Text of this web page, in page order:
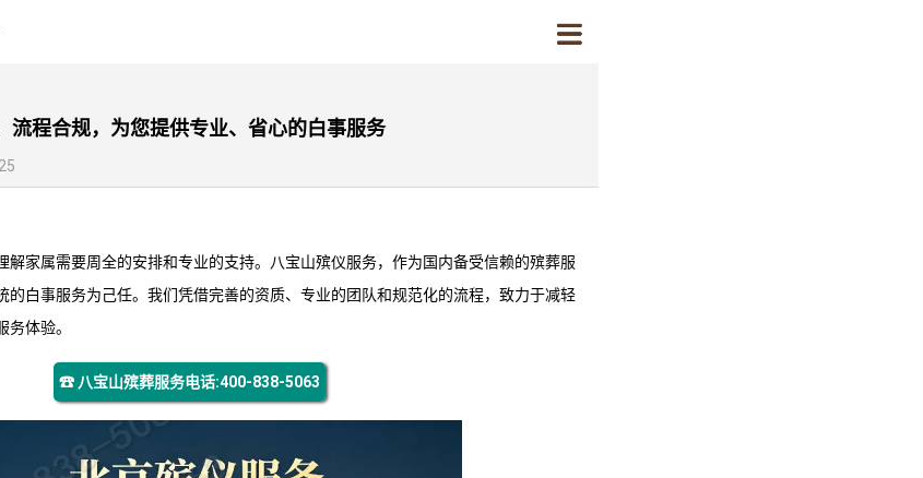
流程合规，为您提供专业、省心的白事服务
家属需要周全的安排和专业的支持。 八宝山殡仪服务，作为国内备受信赖的殡葬服
的白事服务为己任。我们凭借完善的资质、专业的团队和规范化的流程，致力于减轻
体验。
☎ 八宝山殡葬服务电话:400-838-5063